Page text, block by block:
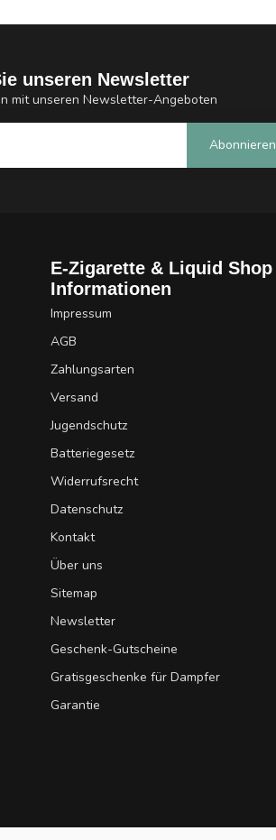
unseren Newsletter
mit unseren Newsletter-Angeboten
Abonnieren
E-Zigarette & Liquid Shop
Informationen
Impressum
AGB
Zahlungsarten
Versand
Jugendschutz
Batteriegesetz
Widerrufsrecht
Datenschutz
Kontakt
Über uns
Sitemap
Newsletter
Geschenk-Gutscheine
Gratisgeschenke für Dampfer
Garantie